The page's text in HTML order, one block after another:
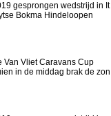
gesprongen wedstrijd in It
Bokma Hindeloopen
Van Vliet Caravans Cup
in de middag brak de zon